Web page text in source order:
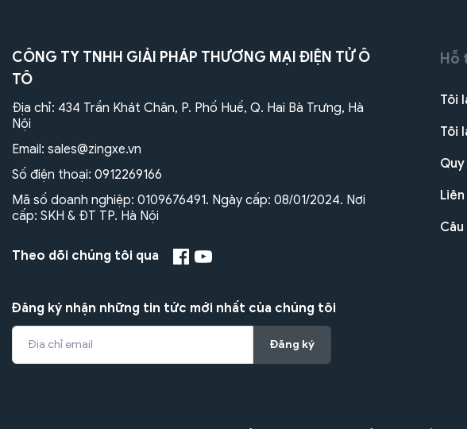
CÔNG TY TNHH GIẢI PHÁP THƯƠNG MẠI ĐIỆN TỬ Ô
TÔ
Địa chỉ: 434 Trần Khát Chân, P. Phố Huế, Q. Hai Bà Trưng, Hà
Nội
Email: sales@zingxe.vn
Số điện thoại: 0912269166
Mã số doanh nghiệp: 0109676491. Ngày cấp: 08/01/2024. Nơi
cấp: SKH & ĐT TP. Hà Nội
Theo dõi chúng tôi qua
Đăng ký nhận những tin tức mới nhất của chúng tôi
Đăng ký
Hỗ
Tôi
Tôi